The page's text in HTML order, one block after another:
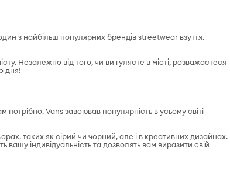
з найбільш популярних брендів streetwear взуття.
Незалежно від того, чи ви гуляєте в місті, розважаєтеся
дня!
потрібно. Vans завоював популярність в усьому світі
таких як сірий чи чорний, але і в креативних дизайнах.
вашу індивідуальність та дозволять вам виразити свій